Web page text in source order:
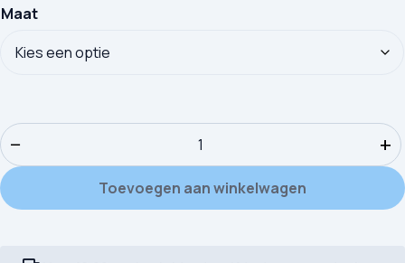
Maat
Sierkussen Descanso Anamin aantal
− +
Toevoegen aan winkelwagen